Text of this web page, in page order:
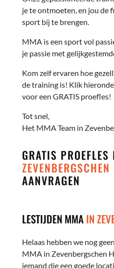
je te ontmoeten, en jou de
sport bij te brengen.
MMA is een sport vol
je passie met
Kom zelf ervaren hoe
de training is! Klik
voor een GRATIS proefles!
Tot snel,
Het MMA Team in
GRATIS PROEFLES
ZEVENBERGSCHEN
AANVRAGEN
LESTIJDEN MMAIN
Helaas hebben we nog
MMA in Zevenbergschen
iemand die een goede